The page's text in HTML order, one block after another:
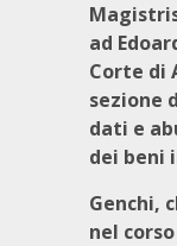
ad
Corte di
sezione
dati e
dei beni
Genchi,
nel